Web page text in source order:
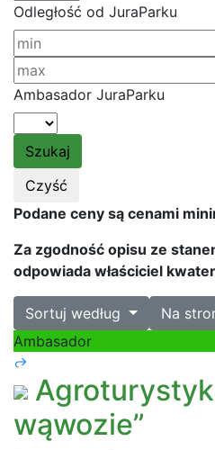
Odległość od JuraParku
Ambasador JuraParku
Podane ceny są cenami
Za zgodność opisu ze
odpowiada właściciel
Sortuj według
Na
Ambasador
wąwozie”